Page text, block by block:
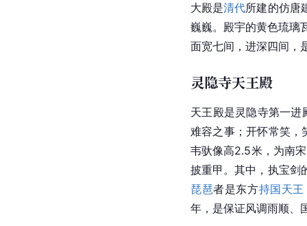
大殿是清代所建的仿唐
巍巍。殿宇的黄色琉璃
面宽七间，进深四间，
灵隐寺天王殿
天王殿是灵隐寺第一
难容之事；开怀常笑，
韦驮像高2.5米，为南
披重甲。其中，执宝剑
琵琶者是东方持国天王
年，是保证风调雨顺、